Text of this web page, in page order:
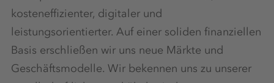
kosteneffizienter, digitaler und
leistungsorientierter. Auf einer soliden finanziellen
Basis erschließen wir uns neue Märkte und
Geschäftsmodelle. Wir bekennen uns zu unserer